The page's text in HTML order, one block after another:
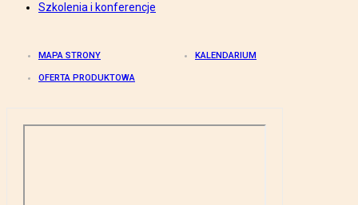
Szkolenia i konferencje
MAPA STRONY KALENDARIUM
OFERTA PRODUKTOWA